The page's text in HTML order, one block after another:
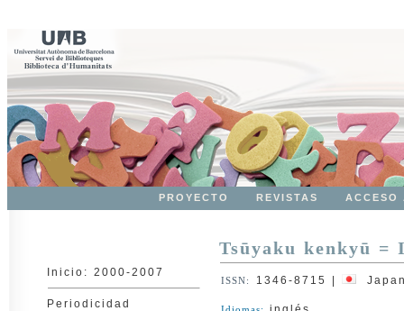
PROYECTO REVISTAS ACCESO
Inicio: 2000-2007
Periodicidad
Tsūyaku kenkyū
ISSN: 1346-8715